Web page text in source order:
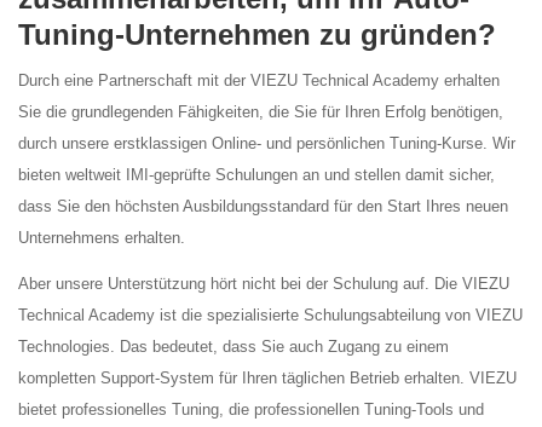
Tuning-Unternehmen zu gründen?
Durch eine Partnerschaft mit der VIEZU Technical Academy erhalten
Sie die grundlegenden Fähigkeiten, die Sie für Ihren Erfolg benötigen,
durch unsere erstklassigen Online- und persönlichen Tuning-Kurse. Wir
bieten weltweit IMI-geprüfte Schulungen an und stellen damit sicher,
dass Sie den höchsten Ausbildungsstandard für den Start Ihres neuen
Unternehmens erhalten.
Aber unsere Unterstützung hört nicht bei der Schulung auf. Die VIEZU
Technical Academy ist die spezialisierte Schulungsabteilung von VIEZU
Technologies. Das bedeutet, dass Sie auch Zugang zu einem
kompletten Support-System für Ihren täglichen Betrieb erhalten. VIEZU
bietet professionelles Tuning, die professionellen Tuning-Tools und